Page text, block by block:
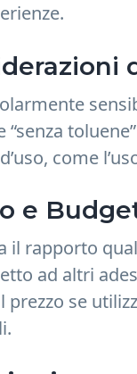
“senza
come
e
il rapporto
ad altri
prezzo se